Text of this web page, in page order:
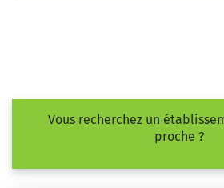
Vous recherchez un
proche ?